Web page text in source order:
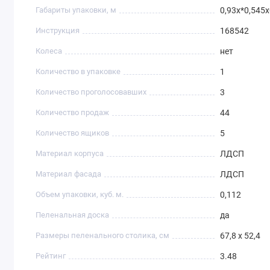
Габариты упаковки, м
Инструкция 168542
Колеса нет
Количество в упаковке 1
Количество проголосовавших 3
Количество продаж 44
Количество ящиков 5
Материал корпуса ЛДСП
Материал фасада ЛДСП
Объем упаковки, куб. м. 0,112
Пеленальная доска да
Размеры пеленального столика, см 67,8 х 52,4
Рейтинг 3.48